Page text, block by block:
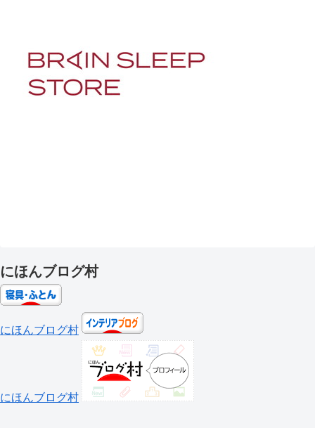
にほんブログ村
にほんブログ村
にほんブログ村